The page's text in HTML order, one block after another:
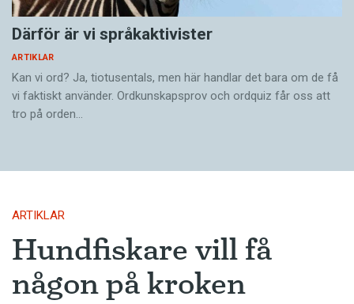
Därför är vi språkaktivister
ARTIKLAR
Kan vi ord? Ja, tiotusentals, men här handlar det bara om de få
vi faktiskt använder. Ordkunskapsprov och ordquiz får oss att
tro på orden…
ARTIKLAR
Hundfiskare vill få
någon på kroken